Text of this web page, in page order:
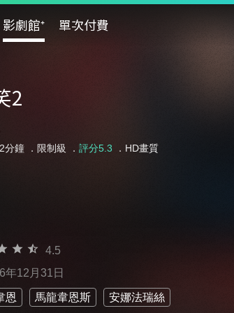
影劇館⁺ 單次付費
2
鐘 ． 限制級 ． 評分5.3 ．HD畫質
4.5
年12月31日
恩 馬龍韋恩斯 安娜法瑞絲